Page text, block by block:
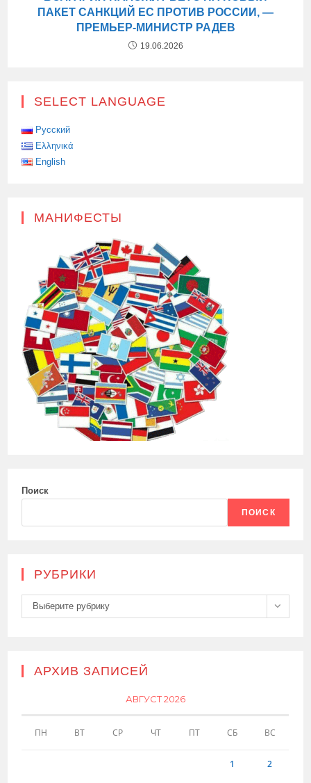
ПАКЕТ САНКЦИЙ ЕС ПРОТИВ РОССИИ, —
ПРЕМЬЕР-МИНИСТР РАДЕВ
19.06.2026
SELECT LANGUAGE
Русский
Ελληνικά
English
МАНИФЕСТЫ
Поиск
ПОИСК
РУБРИКИ
Рубрики
Выберите рубрику
АРХИВ ЗАПИСЕЙ
АВГУСТ 2026
ПН ВТ СР ЧТ ПТ СБ ВС
1 2